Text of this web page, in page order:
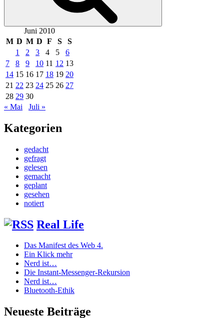
Juni 2010
M D M D F S
S
1
2 3 4 5
6
7
8 9 10 11 12 13
14 15 16 17 18 19 20
21 22 23 24 25 26 27
28 29 30
« Mai
Juli »
Kategorien
gedacht
gefragt
gelesen
gemacht
geplant
gesehen
notiert
Real Life
Das Manifest des Web 4.
Ein Klick mehr
Nerd ist…
Die Instant-Messenger-Rekursion
Nerd ist…
Bluetooth-Ethik
Neueste Beiträge